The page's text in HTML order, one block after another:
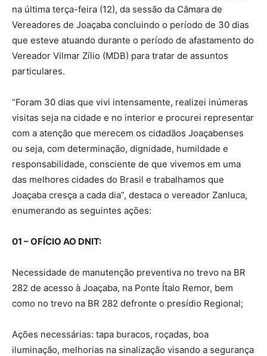
na última terça-feira (12), da sessão da Câmara de
Vereadores de Joaçaba concluindo o período de 30 dias
que esteve atuando durante o período de afastamento do
Vereador Vilmar Zílio (MDB) para tratar de assuntos
particulares.
“Foram 30 dias que vivi intensamente, realizei inúmeras
visitas seja na cidade e no interior e procurei representar
com a atenção que merecem os cidadãos Joaçabenses
ou seja, com determinação, dignidade, humildade e
responsabilidade, consciente de que vivemos em uma
das melhores cidades do Brasil e trabalhamos que
Joaçaba cresça a cada dia”, destaca o vereador Zanluca,
enumerando as seguintes ações:
01 – OFÍCIO AO DNIT:
Necessidade de manutenção preventiva no trevo na BR
282 de acesso à Joaçaba, na Ponte Ítalo Remor, bem
como no trevo na BR 282 defronte o presídio Regional;
Ações necessárias: tapa buracos, roçadas, boa
iluminação, melhorias na sinalização visando a segurança